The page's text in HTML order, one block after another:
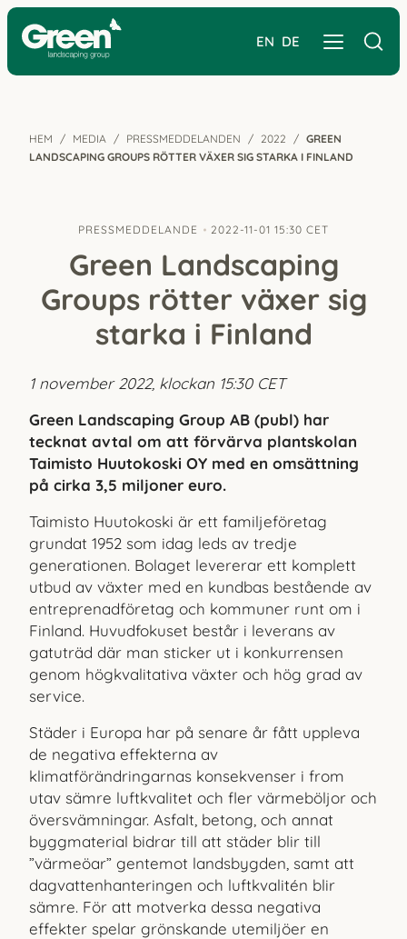
EN DE
HEM MEDIA PRESSMEDDELANDEN 2022
GREEN
LANDSCAPING GROUPS RÖTTER VÄXER SIG STARKA I FINLAND
PRESSMEDDELANDE 2022-11-01 15:30 CET
Green Landscaping
Groups rötter växer sig
starka i Finland
1 november 2022, klockan 15:30 CET
Green Landscaping Group AB (publ) har
tecknat avtal om att förvärva plantskolan
Taimisto Huutokoski OY med en omsättning
på cirka 3,5 miljoner euro.
Taimisto Huutokoski är ett familjeföretag
grundat 1952 som idag leds av tredje
generationen. Bolaget levererar ett komplett
utbud av växter med en kundbas bestående av
entreprenadföretag och kommuner runt om i
Finland. Huvudfokuset består i leverans av
gatuträd där man sticker ut i konkurrensen
genom högkvalitativa växter och hög grad av
service.
Städer i Europa har på senare år fått uppleva
de negativa effekterna av
klimatförändringarnas konsekvenser i from
utav sämre luftkvalitet och fler värmeböljor och
översvämningar. Asfalt, betong, och annat
byggmaterial bidrar till att städer blir till
”värmeöar” gentemot landsbygden, samt att
dagvattenhanteringen och luftkvalitén blir
sämre. För att motverka dessa negativa
effekter spelar grönskande utemiljöer en